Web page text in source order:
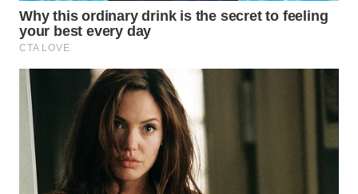
WN
BINJAI
CIREBON